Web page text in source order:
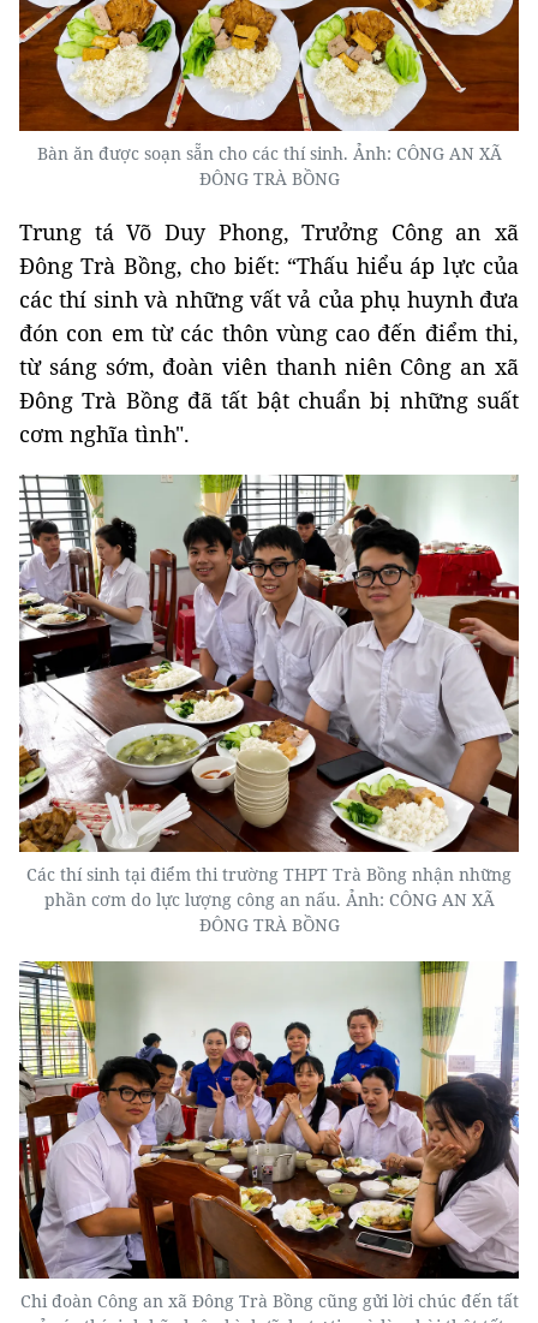
Bàn ăn được soạn sẵn cho các thí sinh. Ảnh: CÔNG AN XÃ
ĐÔNG TRÀ BỒNG
Trung tá Võ Duy Phong, Trưởng Công an xã
Đông Trà Bồng, cho biết: “Thấu hiểu áp lực của
các thí sinh và những vất vả của phụ huynh đưa
đón con em từ các thôn vùng cao đến điểm thi,
từ sáng sớm, đoàn viên thanh niên Công an xã
Đông Trà Bồng đã tất bật chuẩn bị những suất
cơm nghĩa tình".
Các thí sinh tại điểm thi trường THPT Trà Bồng nhận những
phần cơm do lực lượng công an nấu. Ảnh: CÔNG AN XÃ
ĐÔNG TRÀ BỒNG
Chi đoàn Công an xã Đông Trà Bồng cũng gửi lời chúc đến tất